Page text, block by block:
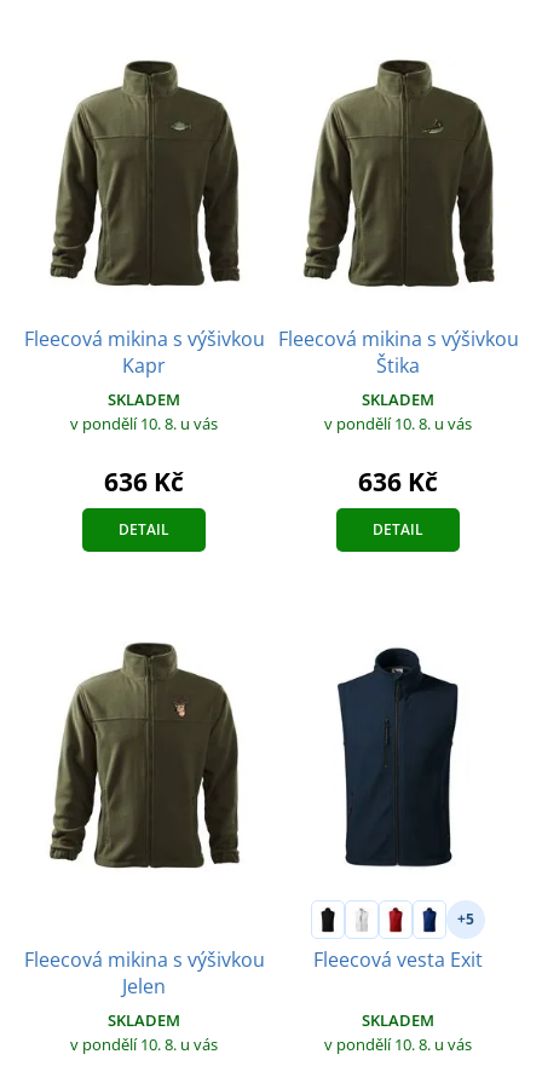
Fleecová mikina s výšivkou
Kapr
SKLADEM
v pondělí 10. 8. u vás
636 Kč
DETAIL
Fleecová mikina s výšivkou
Štika
SKLADEM
v pondělí 10. 8. u vás
636 Kč
DETAIL
Fleecová mikina s výšivkou
Jelen
SKLADEM
v pondělí 10. 8. u vás
+5
Fleecová vesta Exit
SKLADEM
v pondělí 10. 8. u vás